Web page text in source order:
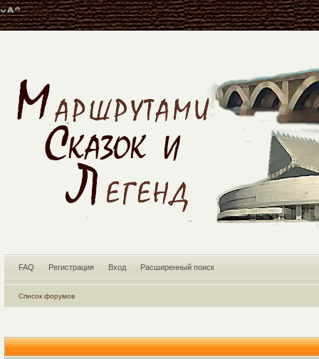
FAQ Регистрация Вход Расширенный поиск
Список форумов